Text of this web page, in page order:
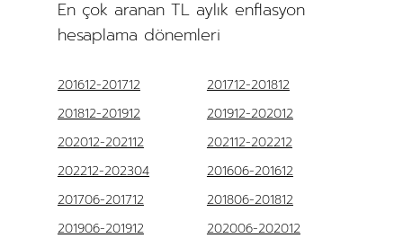
En çok aranan TL aylık enflasyon
hesaplama dönemleri
201612-201712
201712-201812
201812-201912
201912-202012
202012-202112
202112-202212
202212-202304
201606-201612
201706-201712
201806-201812
201906-201912
202006-202012